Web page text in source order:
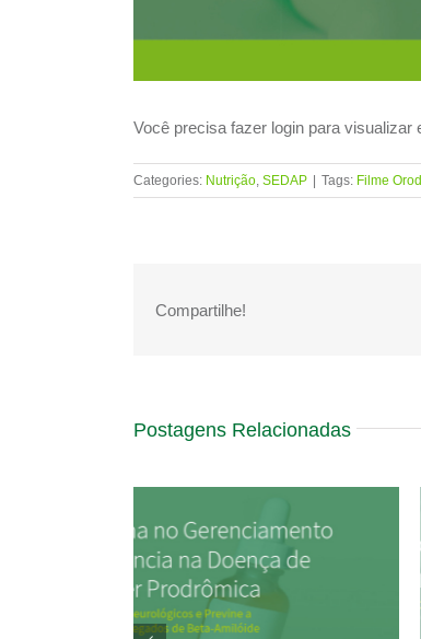
Você precisa fazer login para visualizar
Categories: Nutrição, SEDAP Tags: Filme
Compartilhe!
Postagens Relacionadas